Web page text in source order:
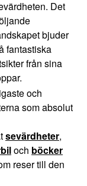
Det
bjuder
fantastiska
från sina
och
som absolut
sevärdheter,
och böcker
reser till den